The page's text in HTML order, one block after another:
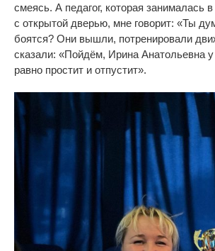
смеясь. А педагог, которая занималась в
с открытой дверью, мне говорит: «Ты
боятся? Они вышли, потренировали
сказали: «Пойдём, Ирина Анатольевна у
равно простит и отпустит».